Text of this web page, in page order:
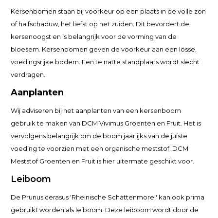
Kersenbomen staan bij voorkeur op een plaats in de volle zon
of halfschaduw, het liefst op het zuiden. Dit bevordert de
kersenoogst en is belangrijk voor de vorming van de
bloesem. Kersenbomen geven de voorkeur aan een losse,
voedingsrijke bodem. Een te natte standplaats wordt slecht
verdragen.
Aanplanten
Wij adviseren bij het aanplanten van een kersenboom
gebruik te maken van DCM Vivimus Groenten en Fruit. Het is
vervolgens belangrijk om de boom jaarlijks van de juiste
voeding te voorzien met een organische meststof. DCM
Meststof Groenten en Fruit is hier uitermate geschikt voor.
Leiboom
De Prunus cerasus 'Rheinische Schattenmorel' kan ook prima
gebruikt worden als leiboom. Deze leiboom wordt door de